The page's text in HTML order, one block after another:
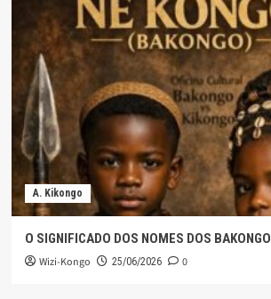
A. Kikongo
O SIGNIFICADO DOS NOMES DOS BAKONGO
Wizi-Kongo 25/06/2026 0